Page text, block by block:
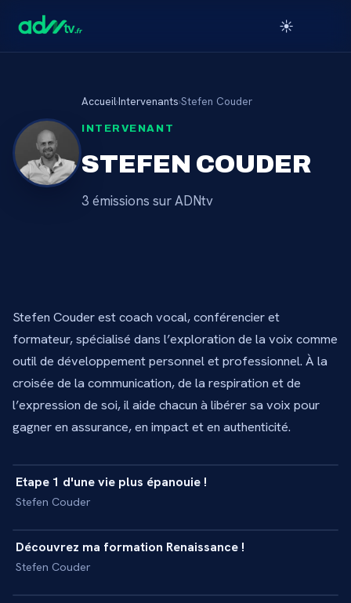
☀️
Accueil›Intervenants›Stefen Couder
INTERVENANT
STEFEN COUDER
3 émissions sur ADNtv
Stefen Couder est coach vocal, conférencier et
formateur, spécialisé dans l’exploration de la voix comme
outil de développement personnel et professionnel. À la
croisée de la communication, de la respiration et de
l’expression de soi, il aide chacun à libérer sa voix pour
gagner en assurance, en impact et en authenticité.
MASTERCLASS
Etape 1 d'une vie plus épanouie !
Stefen Couder
MASTERCLASS
Découvrez ma formation Renaissance !
Stefen Couder